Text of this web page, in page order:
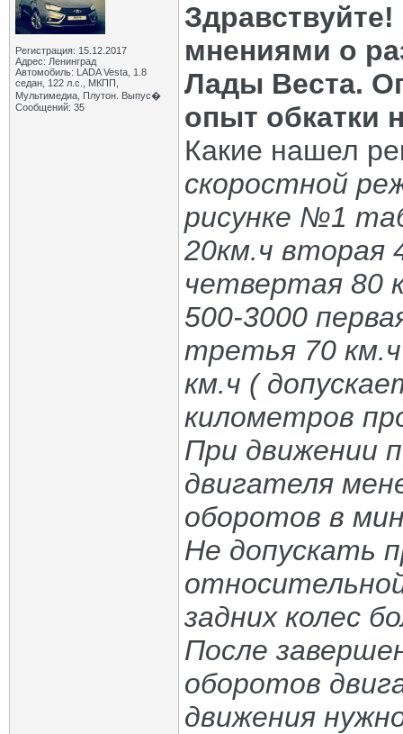
Регистрация: 15.12.2017
Адрес: Ленинград
Автомобиль: LADA Vesta, 1.8
седан, 122 л.с., МКПП,
Мультимедиа, Плутон. Выпус�
Сообщений: 35
мнениями о
Лады Веста.
опыт обкатки
Какие нашел
скоростной
рисунке №1
20км.ч вторая
четвертая 80
500-3000
третья 70
км.ч (
километров
При движении
двигателя
оборотов в
Не допускать
задних колес
После
оборотов
движения